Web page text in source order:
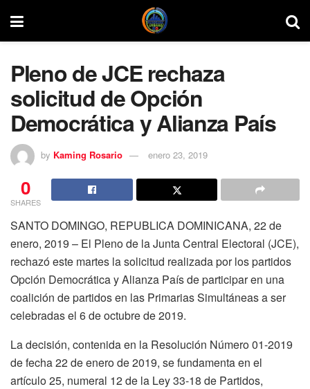
Pleno de JCE rechaza
solicitud de Opción
Democrática y Alianza País
by Kaming Rosario enero 23, 2019
0
SHARES
SANTO DOMINGO, REPUBLICA DOMINICANA, 22 de
enero, 2019 – El Pleno de la Junta Central Electoral (JCE),
rechazó este martes la solicitud realizada por los partidos
Opción Democrática y Alianza País de participar en una
coalición de partidos en las Primarias Simultáneas a ser
celebradas el 6 de octubre de 2019.
La decisión, contenida en la Resolución Número 01-2019
de fecha 22 de enero de 2019, se fundamenta en el
artículo 25, numeral 12 de la Ley 33-18 de Partidos,